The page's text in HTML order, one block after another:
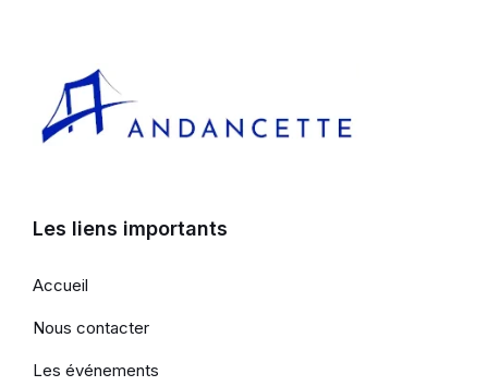
Les liens importants
Accueil
Nous contacter
Les événements